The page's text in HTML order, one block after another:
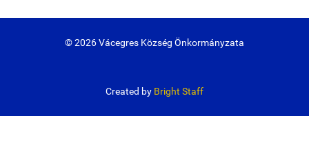
© 2026 Vácegres Község Önkormányzata
Created by Bright Staff